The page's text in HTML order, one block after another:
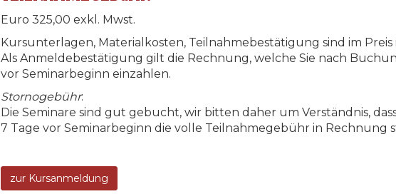
Euro 325,00 exkl. Mwst.
Kursunterlagen, Materialkosten, Teilnahmebestätigung sind im
Als Anmeldebestätigung gilt die Rechnung, welche Sie nach
vor Seminarbeginn einzahlen.
Stornogebühr:
Die Seminare sind gut gebucht, wir bitten daher um Verständnis,
7 Tage vor Seminarbeginn die volle Teilnahmegebühr in Rechnung
zur Kursanmeldung